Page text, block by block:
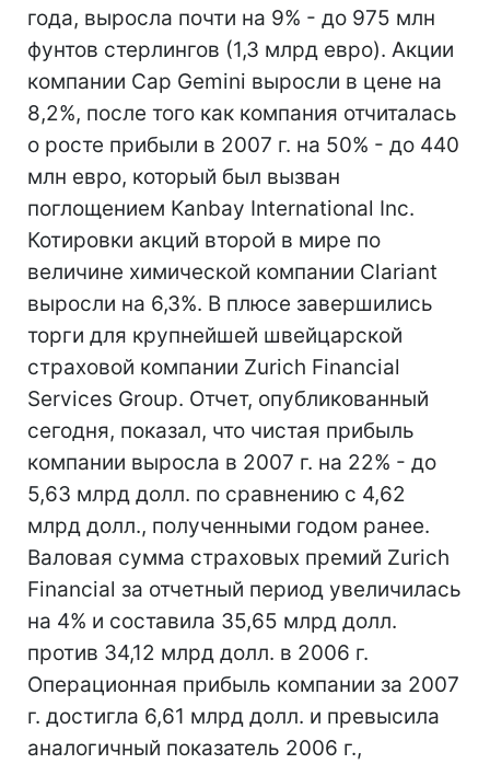
года, выросла почти на 9% - до 975 млн
фунтов стерлингов (1,3 млрд евро). Акции
компании Cap Gemini выросли в цене на
8,2%, после того как компания отчиталась
о росте прибыли в 2007 г. на 50% - до 440
млн евро, который был вызван
поглощением Kanbay International Inc.
Котировки акций второй в мире по
величине химической компании Clariant
выросли на 6,3%. В плюсе завершились
торги для крупнейшей швейцарской
страховой компании Zurich Financial
Services Group. Отчет, опубликованный
сегодня, показал, что чистая прибыль
компании выросла в 2007 г. на 22% - до
5,63 млрд долл. по сравнению с 4,62
млрд долл., полученными годом ранее.
Валовая сумма страховых премий Zurich
Financial за отчетный период увеличилась
на 4% и составила 35,65 млрд долл.
против 34,12 млрд долл. в 2006 г.
Операционная прибыль компании за 2007
г. достигла 6,61 млрд долл. и превысила
аналогичный показатель 2006 г.,